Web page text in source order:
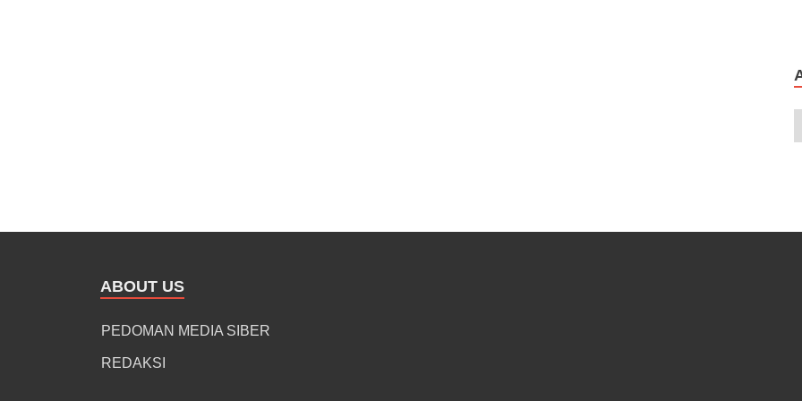
ABOUT US
PEDOMAN MEDIA SIBER
REDAKSI